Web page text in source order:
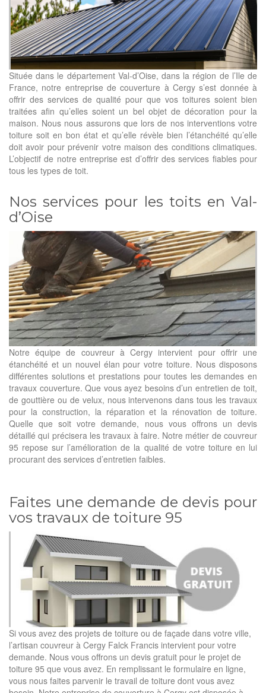
Située dans le département Val-d’Oise, dans la région de l’Ile de
France, notre entreprise de couverture à Cergy s’est donnée à
offrir des services de qualité pour que vos toitures soient bien
traitées afin qu’elles soient un bel objet de décoration pour la
maison. Nous nous assurons que lors de nos interventions votre
toiture soit en bon état et qu’elle révèle bien l’étanchéité qu’elle
doit avoir pour prévenir votre maison des conditions climatiques.
L’objectif de notre entreprise est d’offrir des services fiables pour
tous les types de toit.
Nos services pour les toits en Val-
d’Oise
Notre équipe de couvreur à Cergy intervient pour offrir une
étanchéité et un nouvel élan pour votre toiture. Nous disposons
différentes solutions et prestations pour toutes les demandes en
travaux couverture. Que vous ayez besoins d’un entretien de toit,
de gouttière ou de velux, nous intervenons dans tous les travaux
pour la construction, la réparation et la rénovation de toiture.
Quelle que soit votre demande, nous vous offrons un devis
détaillé qui précisera les travaux à faire. Notre métier de couvreur
95 repose sur l’amélioration de la qualité de votre toiture en lui
procurant des services d’entretien faibles.
Faites une demande de devis pour
vos travaux de toiture 95
Si vous avez des projets de toiture ou de façade dans votre ville,
l’artisan couvreur à Cergy Falck Francis intervient pour votre
demande. Nous vous offrons un devis gratuit pour le projet de
toiture 95 que vous avez. En remplissant le formulaire en ligne,
vous nous faites parvenir le travail de toiture dont vous avez